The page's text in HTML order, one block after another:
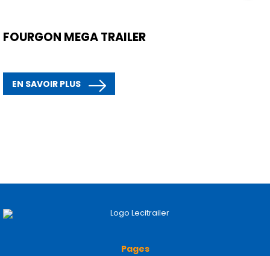
FOURGON MEGA TRAILER
EN SAVOIR PLUS
Pages